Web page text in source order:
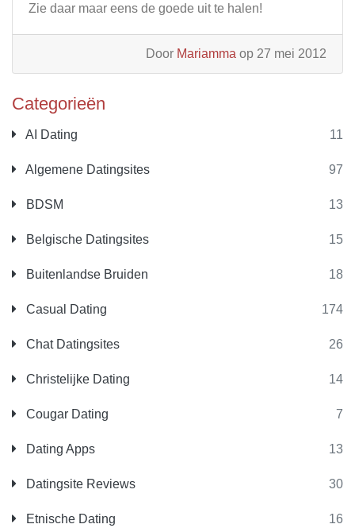
Categorieën
AI Dating 11
Algemene Datingsites 97
BDSM 13
Belgische Datingsites 15
Buitenlandse Bruiden 18
Casual Dating 174
Chat Datingsites 26
Christelijke Dating 14
Cougar Dating 7
Dating Apps 13
Datingsite Reviews 30
Etnische Dating 16
Zie daar maar eens de goede uit te halen!
Door Mariamma op 27 mei 2012